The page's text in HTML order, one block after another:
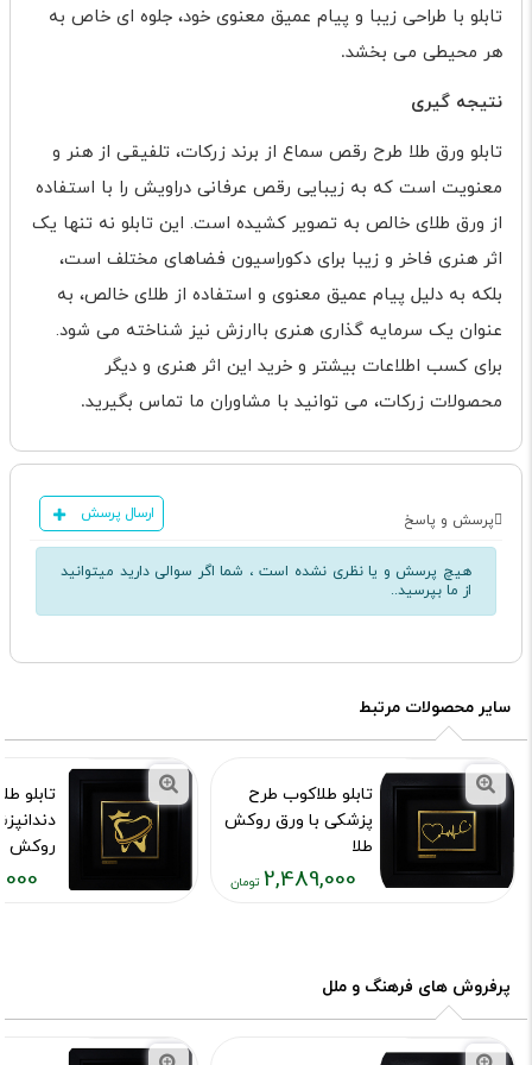
تابلو با طراحی زیبا و پیام عمیق معنوی خود، جلوه ای خاص به
هر محیطی می بخشد.
نتیجه گیری
تابلو ورق طلا طرح رقص سماع از برند زرکات، تلفیقی از هنر و
معنویت است که به زیبایی رقص عرفانی دراویش را با استفاده
از ورق طلای خالص به تصویر کشیده است. این تابلو نه تنها یک
اثر هنری فاخر و زیبا برای دکوراسیون فضاهای مختلف است،
بلکه به دلیل پیام عمیق معنوی و استفاده از طلای خالص، به
عنوان یک سرمایه گذاری هنری باارزش نیز شناخته می شود.
برای کسب اطلاعات بیشتر و خرید این اثر هنری و دیگر
محصولات زرکات، می توانید با مشاوران ما تماس بگیرید.
پرسش و پاسخ ارسال پرسش
هیچ پرسش و یا نظری نشده است ، شما اگر سوالی دارید میتوانید
از ما بپرسید..
سایر محصولات مرتبط
تابلو طلاکوب طرح
پزشکی با ورق روکش
طلا
کد محصول :7537
2,489,000
تومان
تابلو
روکش طلای
کد محصول
پرفروش های فرهنگ و ملل